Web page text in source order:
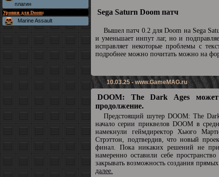
плагин
Уровни для Doom:
Marine Assault
Sega Saturn Doom патч
Вышел патч 0.2 для Doom на Sega
и уменьшает инпут лаг, но и
исправляет некоторые проблемы с
подробнее можно почитать можно на
10.03.25 -www.GameMAG.ru
DOOM: The Dark Ages может
продолжение.
Предстоящий шутер DOOM: The
начало серии приквелов DOOM в
намекнули геймдиректор Хьюго
Стрэттон, подтвердив, что новый
финал. Пока никаких решений не
намеренно оставили себе
закрывать возможность создания
далее.